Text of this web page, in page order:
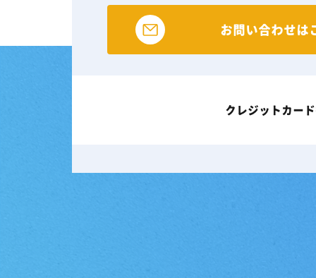
お問い合わせは
クレジットカー